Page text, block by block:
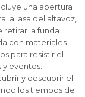
una abertura
al asa del altavoz,
la funda.
con materiales
para resistir el
eventos.
y descubrir el
los tiempos de
de pago
disponible
de pago
disponible
de pago
disponible